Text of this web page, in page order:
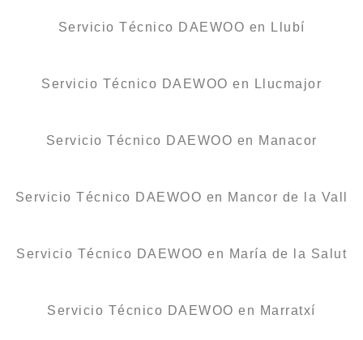
Servicio Técnico DAEWOO en Llubí
Servicio Técnico DAEWOO en Llucmajor
Servicio Técnico DAEWOO en Manacor
Servicio Técnico DAEWOO en Mancor de la Vall
Servicio Técnico DAEWOO en María de la Salut
Servicio Técnico DAEWOO en Marratxí